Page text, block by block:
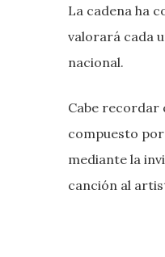
La cadena ha
valorará cada
nacional.
Cabe recordar
compuesto por
mediante la
canción al